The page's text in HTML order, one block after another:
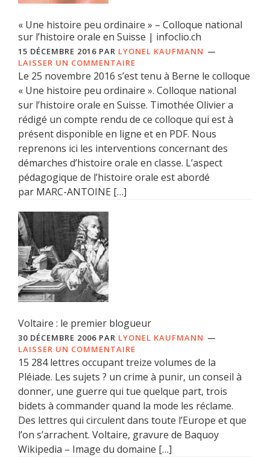
« Une histoire peu ordinaire » – Colloque national
sur l’histoire orale en Suisse | infoclio.ch
15 DÉCEMBRE 2016 PAR LYONEL KAUFMANN
LAISSER UN COMMENTAIRE
Le 25 novembre 2016 s’est tenu à Berne le colloque
« Une histoire peu ordinaire ». Colloque national
sur l’histoire orale en Suisse. Timothée Olivier a
rédigé un compte rendu de ce colloque qui est à
présent disponible en ligne et en PDF. Nous
reprenons ici les interventions concernant des
démarches d’histoire orale en classe. L’aspect
pédagogique de l’histoire orale est abordé
par MARC-ANTOINE […]
Voltaire : le premier blogueur
30 DÉCEMBRE 2006 PAR LYONEL KAUFMANN
LAISSER UN COMMENTAIRE
15 284 lettres occupant treize volumes de la
Pléiade. Les sujets ? un crime à punir, un conseil à
donner, une guerre qui tue quelque part, trois
bidets à commander quand la mode les réclame.
Des lettres qui circulent dans toute l’Europe et que
l’on s’arrachent. Voltaire, gravure de Baquoy
Wikipedia – Image du domaine […]